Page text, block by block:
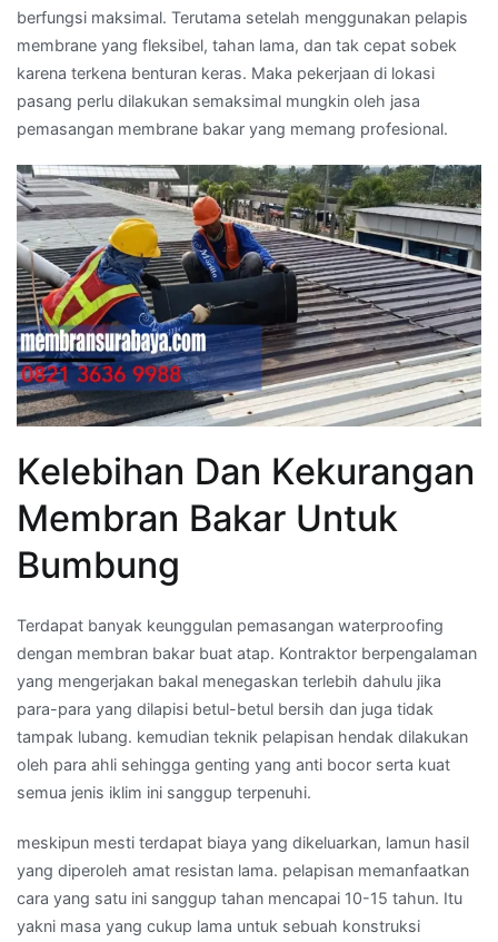
berfungsi maksimal. Terutama setelah menggunakan pelapis
membrane yang fleksibel, tahan lama, dan tak cepat sobek
karena terkena benturan keras. Maka pekerjaan di lokasi
pasang perlu dilakukan semaksimal mungkin oleh jasa
pemasangan membrane bakar yang memang profesional.
Kelebihan Dan Kekurangan
Membran Bakar Untuk
Bumbung
Terdapat banyak keunggulan pemasangan waterproofing
dengan membran bakar buat atap. Kontraktor berpengalaman
yang mengerjakan bakal menegaskan terlebih dahulu jika
para-para yang dilapisi betul-betul bersih dan juga tidak
tampak lubang. kemudian teknik pelapisan hendak dilakukan
oleh para ahli sehingga genting yang anti bocor serta kuat
semua jenis iklim ini sanggup terpenuhi.
meskipun mesti terdapat biaya yang dikeluarkan, lamun hasil
yang diperoleh amat resistan lama. pelapisan memanfaatkan
cara yang satu ini sanggup tahan mencapai 10-15 tahun. Itu
yakni masa yang cukup lama untuk sebuah konstruksi